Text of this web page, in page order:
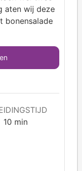
aten wij deze
bonensalade
10 min